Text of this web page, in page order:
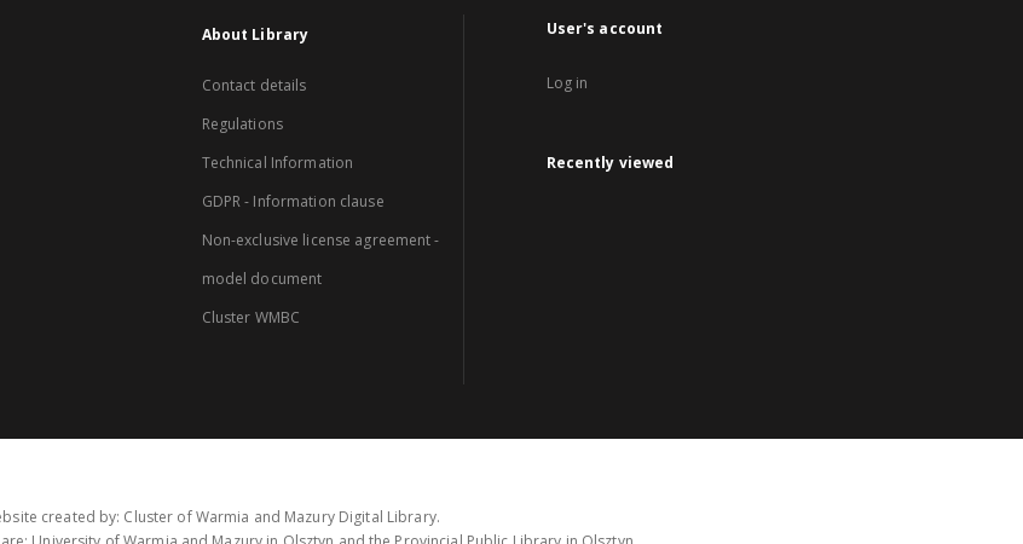
About Library
Contact details
Regulations
Technical Information
GDPR - Information clause
Non-exclusive license agreement -
model document
Cluster WMBC
User's account
Log in
Recently viewed
created by: Cluster of Warmia and Mazury Digital Library.